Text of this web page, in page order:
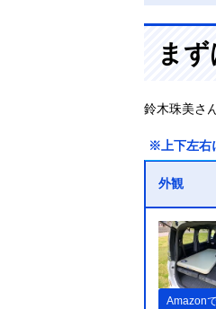
ま
鈴木珠美さ
※上下左右
外観
Amazon